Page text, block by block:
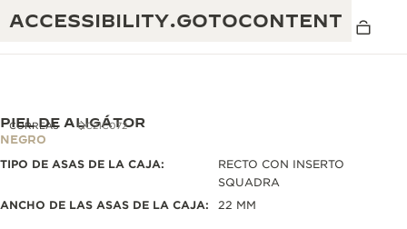
ACCESSIBILITY.GOTOCONTENT
THE GOLDEN RATIO MUSICAL SHOW
THE REVERSO 1931 CAFÉ
EXCELENCIA: MÁS DE 190 AÑOS
CORREAS QC21C072
PIEL DE ALIGÁTOR
NEGRO
TIPO DE ASAS DE LA CAJA:
RECTO CON INSERTO
SQUADRA
ANCHO DE LAS ASAS DE LA CAJA:
22 MM